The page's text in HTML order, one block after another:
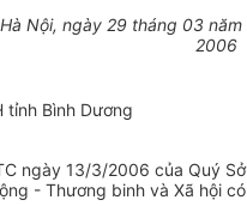
Hà Nội, ngày 29 tháng 03 năm
2006
tỉnh Bình Dương
ngày 13/3/2006 của Quý Sở
- Thương binh và Xã hội có